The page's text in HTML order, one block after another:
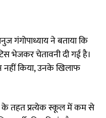
गंगोपाध्याय ने बताया कि
भेजकर चेतावनी दी गई है।
नहीं किया, उनके खिलाफ
के तहत प्रत्येक स्कूल में कम से